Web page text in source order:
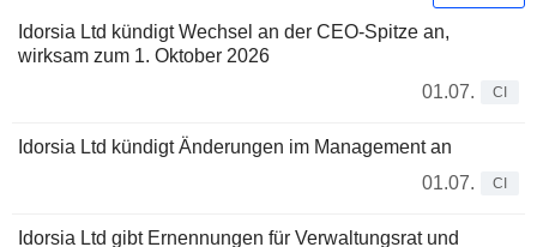
Idorsia Ltd kündigt Wechsel an der CEO-Spitze an,
wirksam zum 1. Oktober 2026
01.07.
CI
Idorsia Ltd kündigt Änderungen im Management an
01.07.
CI
Idorsia Ltd gibt Ernennungen für Verwaltungsrat und